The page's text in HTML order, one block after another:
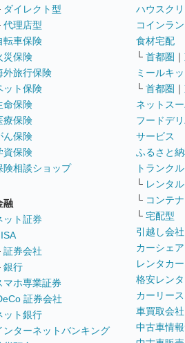
ダイレクト型
代理店型
転車保険
災保険
外旅行保険
ット保険
命保険
療保険
ん保険
資保険
険相談ショップ
融
ット証券
証券会社
銀行
マホ専業証券
証券会社
ット銀行
ンターネットバンキング
ハウスク
コインラ
食材宅配
└ 首都圏 ｜
ミールキッ
└ 首都圏 ｜
ネットス
フードデ
サービス
ふるさと
トランク
└ レンタ
└ コンテナ
└ 宅配型
引越し会社
カーシェ
レンタカー
格安レン
カーリース
車買取会社
中古車情